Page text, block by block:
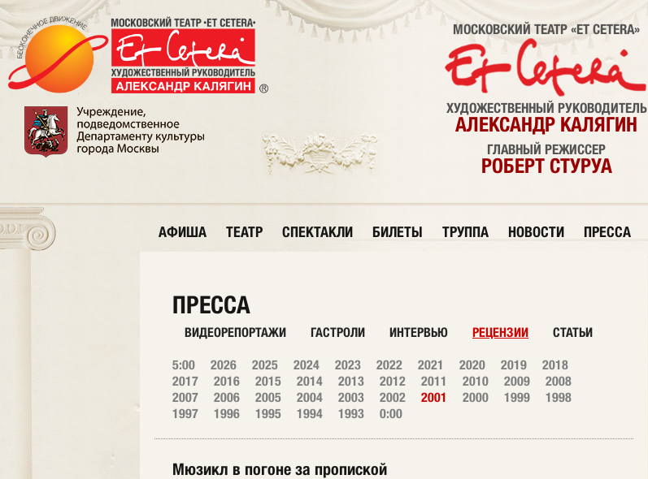
МОСКОВСКИЙ ТЕАТР «ET CETERA»
ХУДОЖЕСТВЕННЫЙ РУКОВОДИТЕЛЬ
АЛЕКСАНДР КАЛЯГИН
ГЛАВНЫЙ РЕЖИССЕР
РОБЕРТ СТУРУА
АФИША ТЕАТР СПЕКТАКЛИ БИЛЕТЫ ТРУППА НОВОСТИ ПРЕССА
ПРЕССА
ВИДЕОРЕПОРТАЖИ ГАСТРОЛИ ИНТЕРВЬЮ РЕЦЕНЗИИ СТАТЬИ
5:00 2026 2025 2024 2023 2022 2021 2020 2019
2018
2017
2016 2015 2014 2013 2012 2011 2010 2009
2008
2007
2006 2005 2004 2003 2002 2001 2000 1999
1998
1997
1996 1995 1994 1993 0:00
Мюзикл в погоне за пропиской